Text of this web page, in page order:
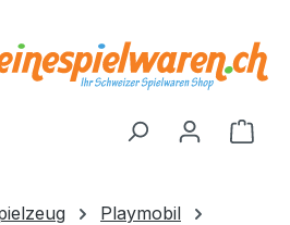
Playmobil